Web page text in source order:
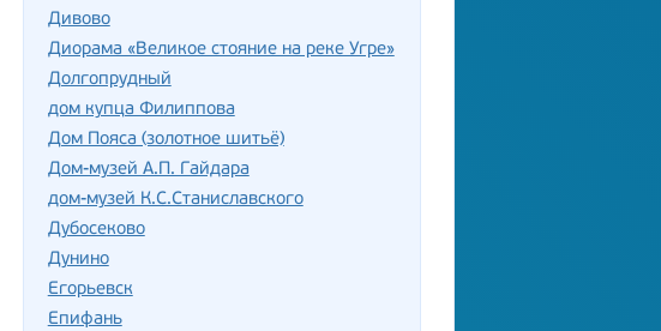
Дивово
Диорама «Великое стояние на реке Угре»
Долгопрудный
дом купца Филиппова
Дом Пояса (золотное шитьё)
Дом-музей А.П. Гайдара
дом-музей К.С.Станиславского
Дубосеково
Дунино
Егорьевск
Епифань